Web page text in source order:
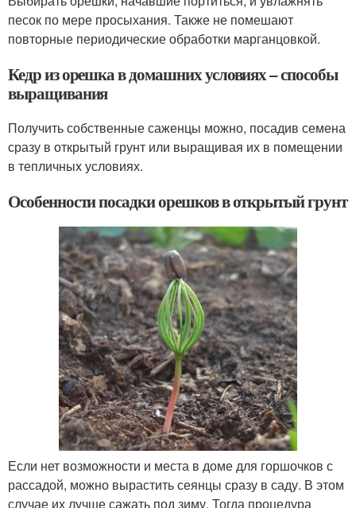
песок по мере просыхания. Также не помешают
повторные периодические обработки марганцовкой.
Кедр из орешка в домашних условиях – способы
выращивания
Получить собственные саженцы можно, посадив семена
сразу в открытый грунт или выращивая их в помещении
в тепличных условиях.
Особенности посадки орешков в открытый грунт
Если нет возможности и места в доме для горшочков с
рассадой, можно вырастить сеянцы сразу в саду. В этом
случае их лучше сажать под зиму. Тогда процедура